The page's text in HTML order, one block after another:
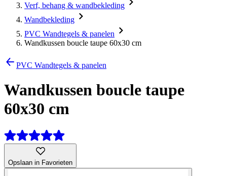
Verf, behang & wandbekleding
Wandbekleding
PVC Wandtegels & panelen
Wandkussen boucle taupe 60x30 cm
PVC Wandtegels & panelen
Wandkussen boucle taupe
60x30 cm
Opslaan in Favorieten